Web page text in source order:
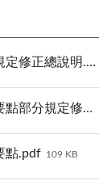
修正總說明.pdf
定修正對照表.pdf
點.pdf 109 KB